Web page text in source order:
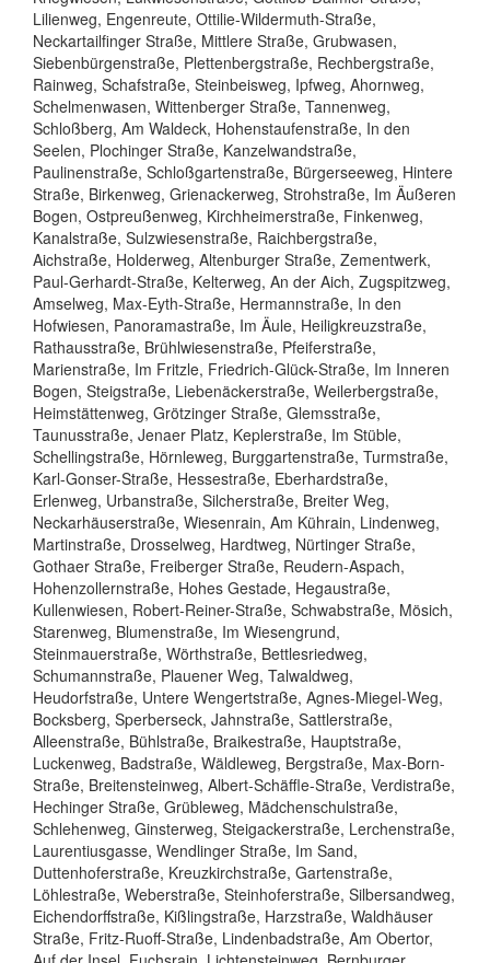
Lilienweg, Engenreute, Ottilie-Wildermuth-Straße,
Neckartailfinger Straße, Mittlere Straße, Grubwasen,
Siebenbürgenstraße, Plettenbergstraße, Rechbergstraße,
Rainweg, Schafstraße, Steinbeisweg, Ipfweg, Ahornweg,
Schelmenwasen, Wittenberger Straße, Tannenweg,
Schloßberg, Am Waldeck, Hohenstaufenstraße, In den
Seelen, Plochinger Straße, Kanzelwandstraße,
Paulinenstraße, Schloßgartenstraße, Bürgerseeweg, Hintere
Straße, Birkenweg, Grienackerweg, Strohstraße, Im Äußeren
Bogen, Ostpreußenweg, Kirchheimerstraße, Finkenweg,
Kanalstraße, Sulzwiesenstraße, Raichbergstraße,
Aichstraße, Holderweg, Altenburger Straße, Zementwerk,
Paul-Gerhardt-Straße, Kelterweg, An der Aich, Zugspitzweg,
Amselweg, Max-Eyth-Straße, Hermannstraße, In den
Hofwiesen, Panoramastraße, Im Äule, Heiligkreuzstraße,
Rathausstraße, Brühlwiesenstraße, Pfeiferstraße,
Marienstraße, Im Fritzle, Friedrich-Glück-Straße, Im Inneren
Bogen, Steigstraße, Liebenäckerstraße, Weilerbergstraße,
Heimstättenweg, Grötzinger Straße, Glemsstraße,
Taunusstraße, Jenaer Platz, Keplerstraße, Im Stüble,
Schellingstraße, Hörnleweg, Burggartenstraße, Turmstraße,
Karl-Gonser-Straße, Hessestraße, Eberhardstraße,
Erlenweg, Urbanstraße, Silcherstraße, Breiter Weg,
Neckarhäuserstraße, Wiesenrain, Am Kührain, Lindenweg,
Martinstraße, Drosselweg, Hardtweg, Nürtinger Straße,
Gothaer Straße, Freiberger Straße, Reudern-Aspach,
Hohenzollernstraße, Hohes Gestade, Hegaustraße,
Kullenwiesen, Robert-Reiner-Straße, Schwabstraße, Mösich,
Starenweg, Blumenstraße, Im Wiesengrund,
Steinmauerstraße, Wörthstraße, Bettlesriedweg,
Schumannstraße, Plauener Weg, Talwaldweg,
Heudorfstraße, Untere Wengertstraße, Agnes-Miegel-Weg,
Bocksberg, Sperberseck, Jahnstraße, Sattlerstraße,
Alleenstraße, Bühlstraße, Braikestraße, Hauptstraße,
Luckenweg, Badstraße, Wäldleweg, Bergstraße, Max-Born-
Straße, Breitensteinweg, Albert-Schäffle-Straße, Verdistraße,
Hechinger Straße, Grübleweg, Mädchenschulstraße,
Schlehenweg, Ginsterweg, Steigackerstraße, Lerchenstraße,
Laurentiusgasse, Wendlinger Straße, Im Sand,
Duttenhoferstraße, Kreuzkirchstraße, Gartenstraße,
Löhlestraße, Weberstraße, Steinhoferstraße, Silbersandweg,
Eichendorffstraße, Kißlingstraße, Harzstraße, Waldhäuser
Straße, Fritz-Ruoff-Straße, Lindenbadstraße, Am Obertor,